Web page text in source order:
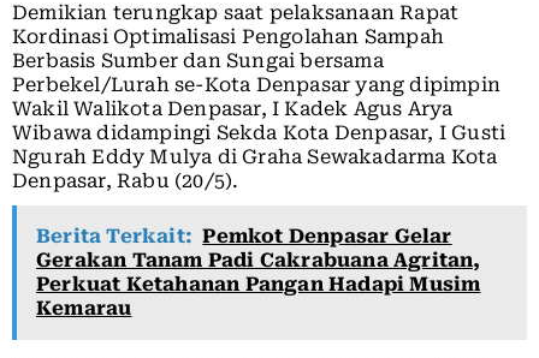
Demikian terungkap saat pelaksanaan Rapat
Kordinasi Optimalisasi Pengolahan Sampah
Berbasis Sumber dan Sungai bersama
Perbekel/Lurah se-Kota Denpasar yang dipimpin
Wakil Walikota Denpasar, I Kadek Agus Arya
Wibawa didampingi Sekda Kota Denpasar, I Gusti
Ngurah Eddy Mulya di Graha Sewakadarma Kota
Denpasar, Rabu (20/5).
Berita Terkait: Pemkot Denpasar Gelar
Gerakan Tanam Padi Cakrabuana Agritan,
Perkuat Ketahanan Pangan Hadapi Musim
Kemarau